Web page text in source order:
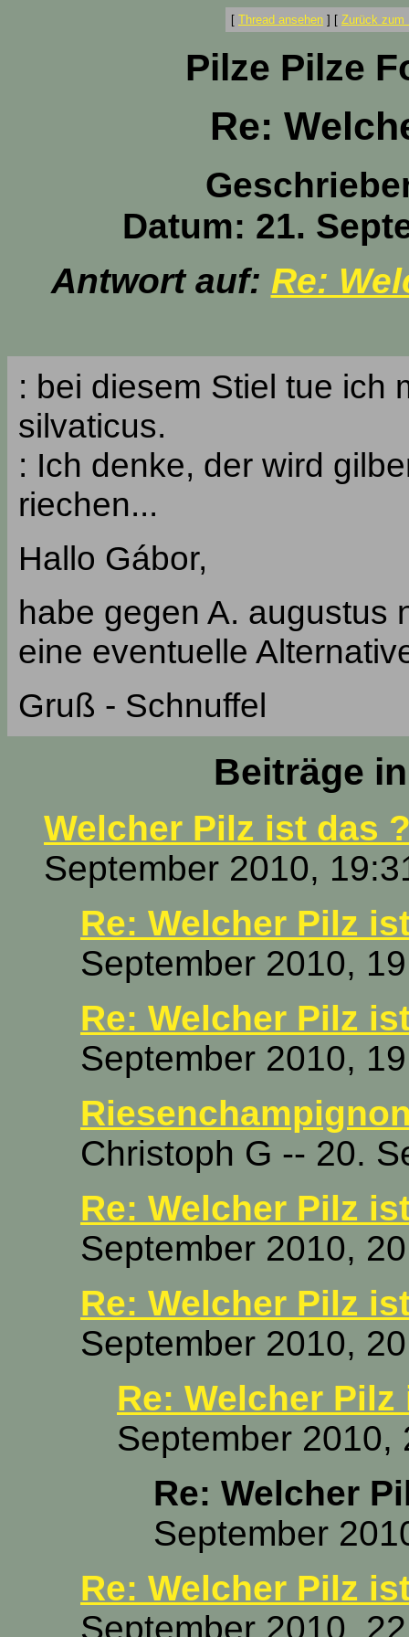
[ Thread ansehen ] [ Zurück zum
Pilze Pilze
Re:
Datum: 21.
Antwort auf: Re:
: bei diesem Stiel tue ich
silvaticus.
: Ich denke, der wird
riechen...
Hallo Gábor,
habe gegen A. augustus
eine eventuelle
Gruß - Schnuffel
Beiträge
Welcher Pilz ist das
September 2010,
Re: Welcher Pilz
September 2010,
Re: Welcher Pilz
September 2010,
Christoph G -- 20.
Re: Welcher Pilz
September 2010,
Re: Welcher Pilz
September 2010,
Re: Welcher
September 2010,
Re: Welcher
September
Re: Welcher Pilz
September 2010,